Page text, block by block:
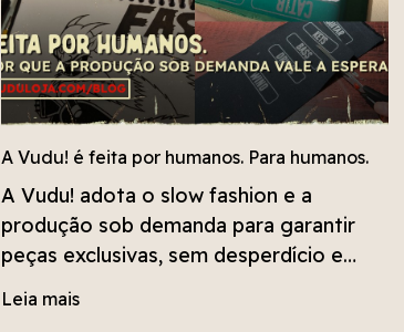
A Vudu! é feita por humanos. Para humanos.
A Vudu! adota o slow fashion e a
produção sob demanda para garantir
peças exclusivas, sem desperdício e
com respeito ao tempo do trabalho
Leia mais